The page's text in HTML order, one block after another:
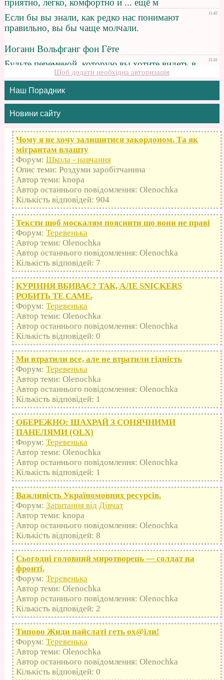
Щоб додати необхідна авторизація
Наш Порадник
Новини сайту
Чому я не хочу залишитися закордоном. Та як
мігрантам влашту
Форум: Школа - навчання
Опис теми: Роздуми заробітчанина
Автор теми: knopa
Автор останнього повідомлення: Olenochka
Кількість відповідей: 904
Тексти щоб москалям пояснити що вони не праві
Форум: Теревенька
Автор теми: Olenochka
Автор останнього повідомлення: Olenochka
Кількість відповідей: 7
КУРІННЯ ВБИВАЄ? ТАК, АЛЕ SNICKERS
РОБИТЬ ТЕ САМЕ.
Форум: Теревенька
Автор теми: Olenochka
Автор останнього повідомлення: Olenochka
Кількість відповідей: 0
Ми втратили все, але не втратили гідність
Форум: Теревенька
Автор теми: Olenochka
Автор останнього повідомлення: Olenochka
Кількість відповідей: 1
ОБЕРЕЖНО: ШАХРАЙ З СОНЯЧНИМИ
ПАНЕЛЯМИ (OLX)
Форум: Теревенька
Автор теми: Olenochka
Автор останнього повідомлення: Olenochka
Кількість відповідей: 1
Важливість Україномовних ресурсів.
Форум: Запитання від Дівчат
Автор теми: knopa
Автор останнього повідомлення: Olenochka
Кількість відповідей: 8
Сьогодні головний миротворець — солдат на
фронті.
Форум: Теревенька
Автор теми: Olenochka
Автор останнього повідомлення: Olenochka
Кількість відповідей: 2
Типово Жиди пайслаті геть оx@їли!
Форум: Теревенька
Автор теми: Olenochka
Автор останнього повідомлення: Olenochka
Кількість відповідей: 0